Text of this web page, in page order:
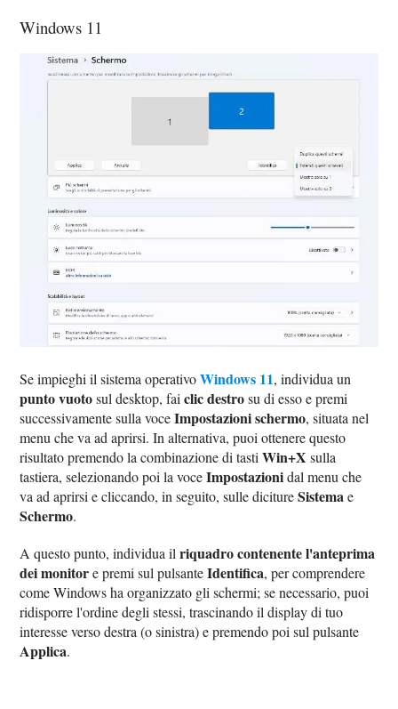
Windows 11
Se impieghi il sistema operativoWindows 11, individua un
punto vuotosul desktop, faiclic destrosu di esso e premi
successivamente sulla voceImpostazioni schermo, situata nel
menu che va ad aprirsi. In alternativa, puoi ottenere questo
risultato premendo la combinazione di tastiWin+X sulla
tastiera, selezionando poi la voceImpostazionidal menu che
va ad aprirsi e cliccando, in seguito, sulle dicitureSistemae
Schermo.
A questo punto, individua ilriquadro contenente l'anteprima
dei monitore premi sul pulsanteIdentifica, per comprendere
come Windows ha organizzato gli schermi; se necessario, puoi
ridisporre l'ordine degli stessi, trascinando il display di tuo
interesse verso destra (o sinistra) e premendo poi sul pulsante
Applica.